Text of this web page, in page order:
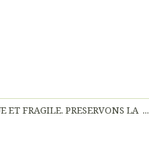
ET FRAGILE. PRESERVONS LA ...